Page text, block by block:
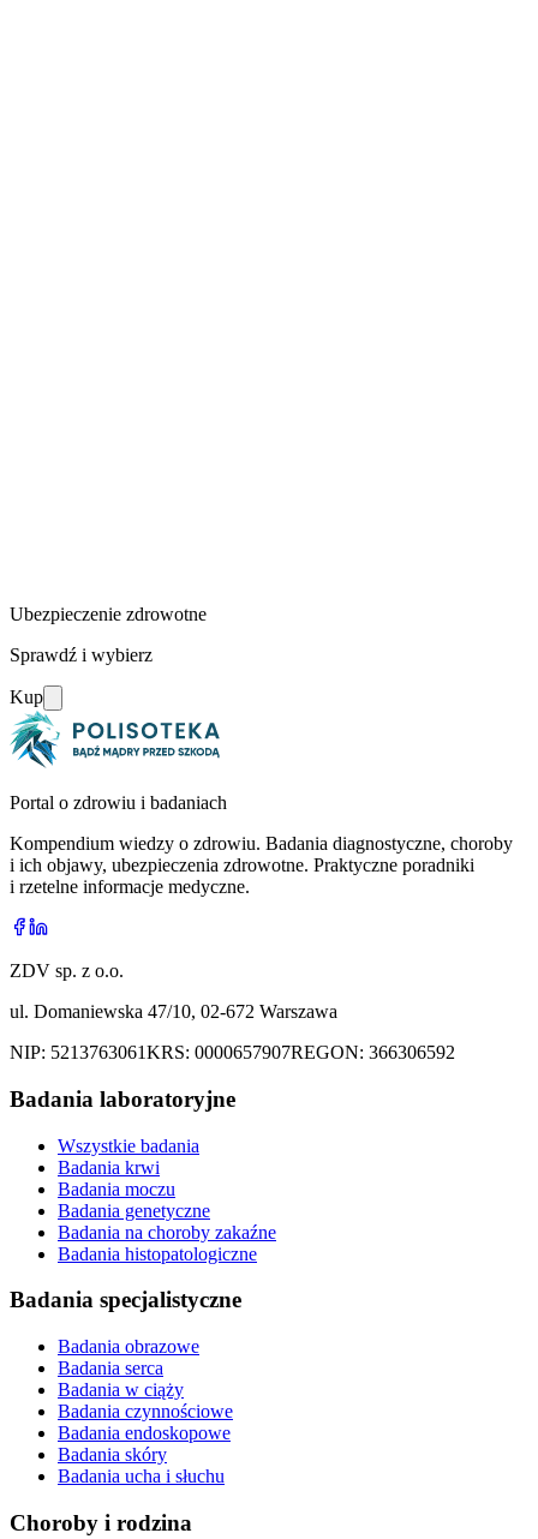
Ubezpieczenie zdrowotne
Sprawdź i wybierz
Kup
Portal o zdrowiu i badaniach
Kompendium wiedzy o zdrowiu. Badania diagnostyczne, choroby
i ich objawy, ubezpieczenia zdrowotne. Praktyczne poradniki
i rzetelne informacje medyczne.
ZDV sp. z o.o.
ul. Domaniewska 47/10, 02-672 Warszawa
NIP: 5213763061KRS: 0000657907REGON: 366306592
Badania laboratoryjne
Wszystkie badania
Badania krwi
Badania moczu
Badania genetyczne
Badania na choroby zakaźne
Badania histopatologiczne
Badania specjalistyczne
Badania obrazowe
Badania serca
Badania w ciąży
Badania czynnościowe
Badania endoskopowe
Badania skóry
Badania ucha i słuchu
Choroby i rodzina